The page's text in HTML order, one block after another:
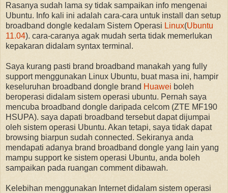
Rasanya sudah lama sy tidak sampaikan info mengenai
Ubuntu. Info kali ini adalah cara-cara untuk install dan setup
broadband dongle kedalam Sistem Operasi Linux(Ubuntu
11.04). cara-caranya agak mudah serta tidak memerlukan
kepakaran didalam syntax terminal.
Saya kurang pasti brand broadband manakah yang fully
support menggunakan Linux Ubuntu, buat masa ini, hampir
keseluruhan broadband dongle brand Huawei boleh
beroperasi didalam sistem operasi ubuntu. Pernah saya
mencuba broadband dongle daripada celcom (ZTE MF190
HSUPA). saya dapati broadband tersebut dapat dijumpai
oleh sistem operasi Ubuntu. Akan tetapi, saya tidak dapat
browsing biarpun sudah connected. Sekiranya anda
mendapati adanya brand broadband dongle yang lain yang
mampu support ke sistem operasi Ubuntu, anda boleh
sampaikan pada ruangan comment dibawah.
Kelebihan menggunakan Internet didalam sistem operasi